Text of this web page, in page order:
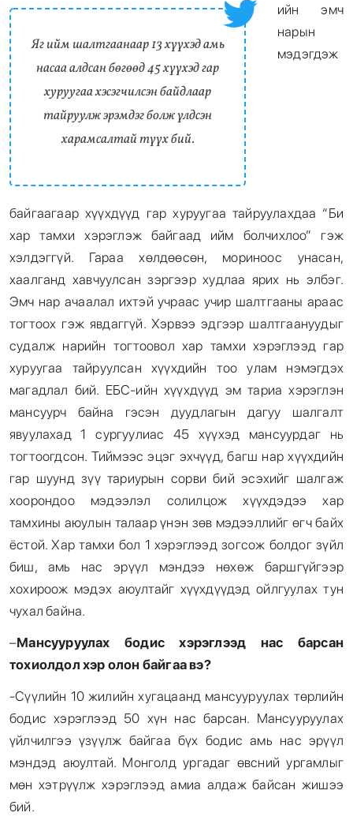
Яг ийм шалтгаанаар 13 хүүхэд амь
насаа алдсан бөгөөд 45 хүүхэд гар
хуруугаа хэсэгчилсэн байдлаар
тайруулж эрэмдэг болж үлдсэн
харамсалтай түүх бий.
ийн эмч
нарын
мэдэгдэж
байгаагаар хүүхдүүд гар хуруугаа тайруулахдаа “Би
хар тамхи хэрэглэж байгаад ийм болчихлоо” гэж
хэлдэггүй. Гараа хөлдөөсөн, мориноос унасан,
хаалганд хавчуулсан зэргээр худлаа ярих нь элбэг.
Эмч нар ачаалал ихтэй учраас учир шалтгааны араас
тогтоох гэж явдаггүй. Хэрвээ эдгээр шалтгаануудыг
судалж нарийн тогтоовол хар тамхи хэрэглээд гар
хуруугаа тайруулсан хүүхдийн тоо улам нэмэгдэх
магадлал бий. ЕБС-ийн хүүхдүүд эм тариа хэрэглэн
мансуурч байна гэсэн дуудлагын дагуу шалгалт
явуулахад 1 сургуулиас 45 хүүхэд мансуурдаг нь
тогтоогдсон. Тиймээс эцэг эхчүүд, багш нар хүүхдийн
гар шуунд зүү тариурын сорви бий эсэхийг шалгаж
хоорондоо мэдээлэл солилцож хүүхдэдээ хар
тамхины аюулын талаар үнэн зөв мэдээллийг өгч байх
ёстой. Хар тамхи бол 1 хэрэглээд зогсож болдог зүйл
биш, амь нас эрүүл мэндээ нөхөж баршгүйгээр
хохироож мэдэх аюултайг хүүхдүүдэд ойлгуулах тун
чухал байна.
–Мансууруулах бодис хэрэглээд нас барсан
тохиолдол хэр олон байгаа вэ?
-Сүүлийн 10 жилийн хугацаанд мансууруулах төрлийн
бодис хэрэглээд 50 хүн нас барсан. Мансууруулах
үйлчилгээ үзүүлж байгаа бүх бодис амь нас эрүүл
мэндэд аюултай. Монголд ургадаг өвсний ургамлыг
мөн хэтрүүлж хэрэглээд амиа алдаж байсан жишээ
бий.